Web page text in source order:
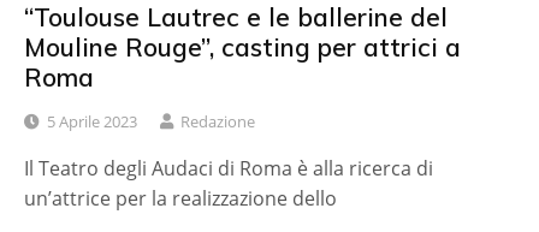
“Toulouse Lautrec e le ballerine del
Mouline Rouge”, casting per attrici a
Roma
5 Aprile 2023 Redazione
Il Teatro degli Audaci di Roma è alla ricerca di
un’attrice per la realizzazione dello